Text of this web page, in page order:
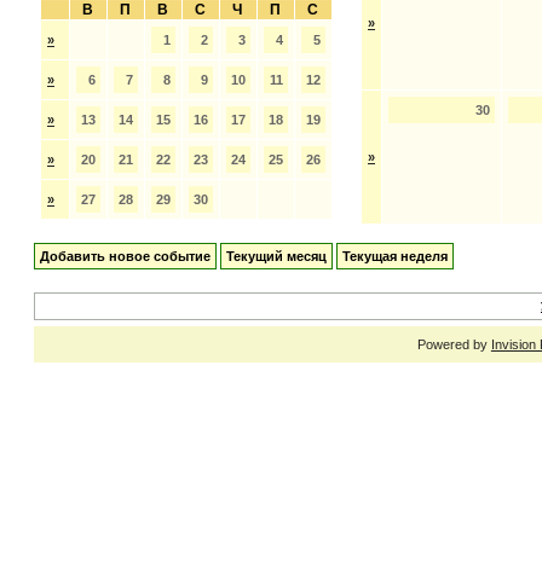
В
П В С Ч П С
» 1 2 3 4 5
» 6 7 8 9 10 11 12
» 13 14 15 16 17 18 19
» 20 21 22 23 24 25 26
» 27 28 29 30
»
»
30
Добавить новое событие Текущий месяц Текущая неделя
Powered by Invision